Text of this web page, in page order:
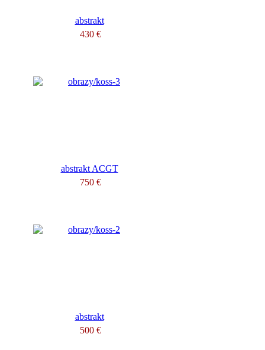
abstrakt
430 €
abstrakt ACGT
750 €
abstrakt
500 €